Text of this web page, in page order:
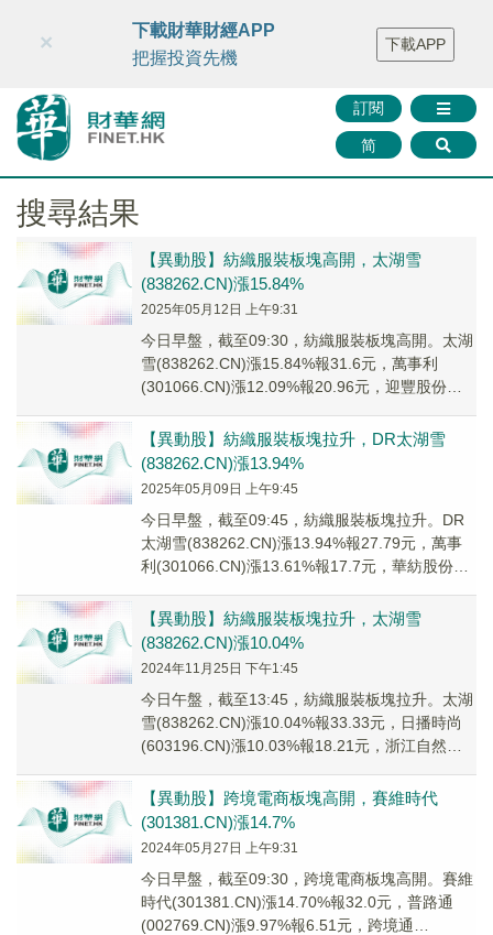
財華智庫網 FINTV FINMETA 財華證券 媒體矩陣
智庫沙龍
聯絡我們
訂閱
简
×
下載財華財經APP
把握投資先機
下載APP
搜尋結果
【異動股】紡織服裝板塊高開，太湖雪
(838262.CN)漲15.84%
2025年05月12日 上午9:31
今日早盤，截至09:30，紡織服裝板塊高開。太湖
雪(838262.CN)漲15.84%報31.6元，萬事利
(301066.CN)漲12.09%報20.96元，迎豐股份
【異動股】紡織服裝板塊拉升，DR太湖雪
(838262.CN)漲13.94%
2025年05月09日 上午9:45
今日早盤，截至09:45，紡織服裝板塊拉升。DR
太湖雪(838262.CN)漲13.94%報27.79元，萬事
利(301066.CN)漲13.61%報17.7元，華紡股份
【異動股】紡織服裝板塊拉升，太湖雪
(838262.CN)漲10.04%
2024年11月25日 下午1:45
今日午盤，截至13:45，紡織服裝板塊拉升。太湖
雪(838262.CN)漲10.04%報33.33元，日播時尚
(603196.CN)漲10.03%報18.21元，浙江自然
【異動股】跨境電商板塊高開，賽維時代
(301381.CN)漲14.7%
2024年05月27日 上午9:31
今日早盤，截至09:30，跨境電商板塊高開。賽維
時代(301381.CN)漲14.70%報32.0元，普路通
(002769.CN)漲9.97%報6.51元，跨境通